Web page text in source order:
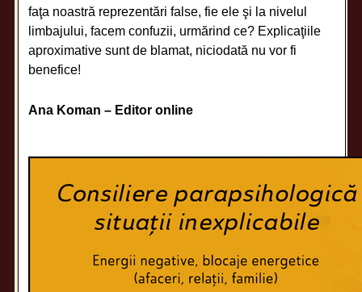
faţa noastră reprezentări false, fie ele şi la nivelul
limbajului, facem confuzii, urmărind ce? Explicaţiile
aproximative sunt de blamat, niciodată nu vor fi
benefice!
Ana Koman – Editor online